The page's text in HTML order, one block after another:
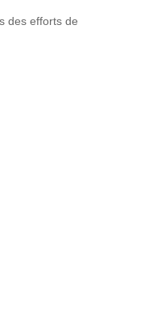
des efforts de